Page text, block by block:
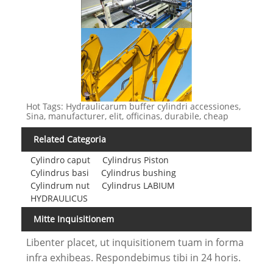
Hot Tags: Hydraulicarum buffer cylindri accessiones,
Sina, manufacturer, elit, officinas, durabile, cheap
Related Categoria
Cylindro caput
Cylindrus Piston
Cylindrus basi
Cylindrus bushing
Cylindrum nut
Cylindrus LABIUM
HYDRAULICUS
Mitte Inquisitionem
Libenter placet, ut inquisitionem tuam in forma
infra exhibeas. Respondebimus tibi in 24 horis.